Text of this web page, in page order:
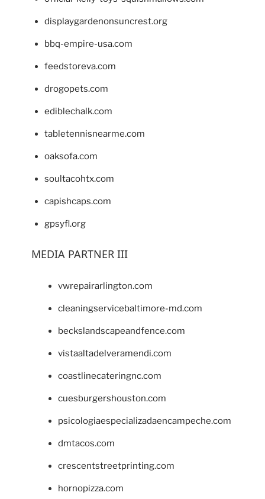
displaygardenonsuncrest.org
bbq-empire-usa.com
feedstoreva.com
drogopets.com
ediblechalk.com
tabletennisnearme.com
oaksofa.com
soultacohtx.com
capishcaps.com
gpsyfl.org
MEDIA PARTNER III
vwrepairarlington.com
cleaningservicebaltimore-md.com
beckslandscapeandfence.com
vistaaltadelveramendi.com
coastlinecateringnc.com
cuesburgershouston.com
psicologiaespecializadaencampeche.com
dmtacos.com
crescentstreetprinting.com
hornopizza.com